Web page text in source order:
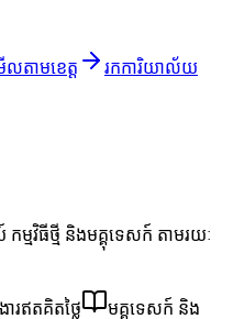
លតាមខេត្ត
រកការិយាល័យ
វិធីថ្មី និងមគ្គុទេសក៍ តាមរយៈ
រឥតគិតថ្លៃ
មគ្គុទេសក៍ និង